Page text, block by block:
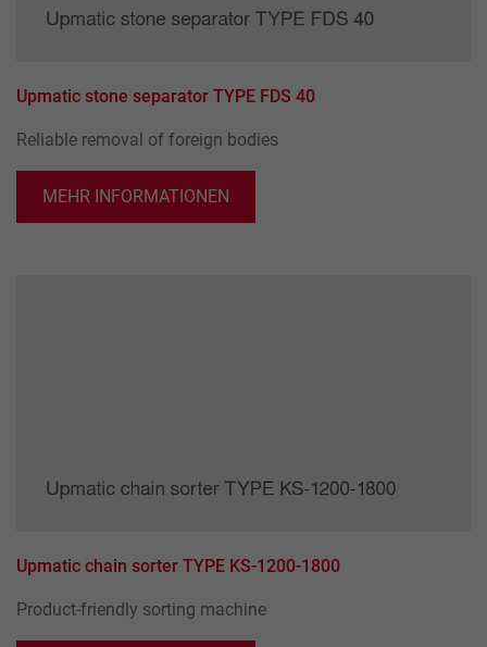
Upmatic stone separator TYPE FDS 40
Reliable removal of foreign bodies
MEHR INFORMATIONEN
Upmatic chain sorter TYPE KS-1200-1800
Product-friendly sorting machine